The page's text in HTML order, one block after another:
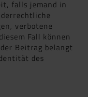
falls jemand in
verbotene
Fall können
Beitrag belangt
des